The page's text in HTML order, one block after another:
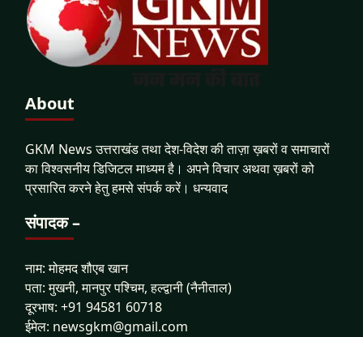
About
GKM News उत्तराखंड तथा देश-विदेश की ताज़ा ख़बरों व समाचारों
का विश्वसनीय डिजिटल माध्यम है। अपने विचार अथवा ख़बरों को
प्रसारित करने हेतु हमसे संपर्क करें। धन्यवाद
संपादक –
नाम: मोहमद शौएब खान
पता: मुखनी, मानपुर पश्चिम, हल्द्वानी (नैनीताल)
दूरभाष: +91 94581 60718
ईमेल: newsgkm@gmail.com